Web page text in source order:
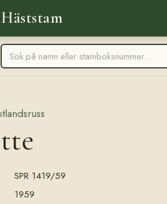
Häststam
SPR 1419/59
1959